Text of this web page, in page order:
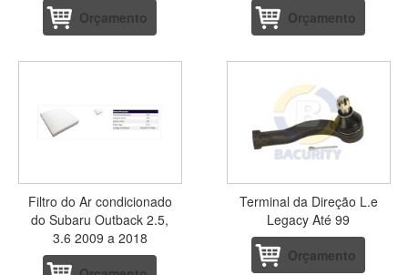
Orçamento
Orçamento
Filtro do Ar condicionado
do Subaru Outback 2.5,
3.6 2009 a 2018
Terminal da Direção L.e
Legacy Até 99
Orçamento